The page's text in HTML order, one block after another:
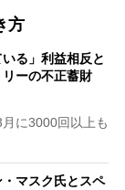
方
る」利益相反と
ーの不正蓄財
に3000回以上も
・マスク氏とスペ